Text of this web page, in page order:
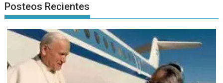
Posteos Recientes